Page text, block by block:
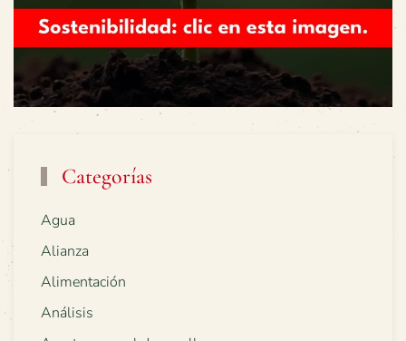
Categorías
Agua
Alianza
Alimentación
Análisis